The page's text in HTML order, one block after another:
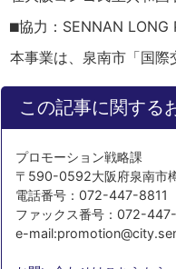
⬛︎協力：SENNAN LONG
本事業は、泉南市「国際
この記事に関する
プロモーション戦略課
〒590-0592大阪府泉南市
電話番号：072-447-8811
ファックス番号：072-
e-